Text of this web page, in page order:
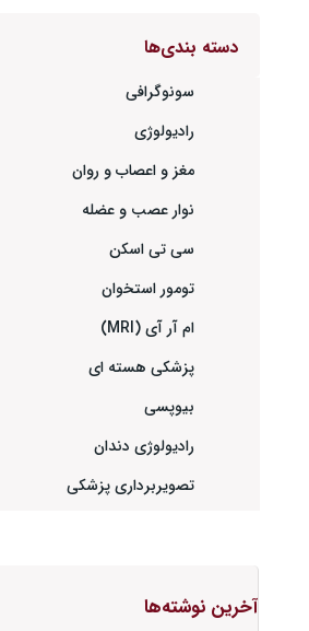
دسته بندی‌ها
سونوگرافی
رادیولوژی
مغز و اعصاب و روان
نوار عصب و عضله
سی تی اسکن
تومور استخوان
ام آر آی (MRI)
پزشکی هسته ای
بیوپسی
رادیولوژی دندان
تصویربرداری پزشکی
آخرین نوشته‌ها